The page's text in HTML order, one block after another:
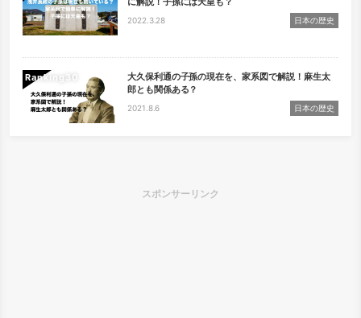
2022.3.28 日本の歴史
Ranking
大久保利通の子孫の現在を、家系図で解説！麻生太
郎とも関係ある？
2021.8.6 日本の歴史
スポンサーリンク